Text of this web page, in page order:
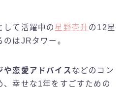
して活躍中の 星野壱升の12星
はJRタワー。
や恋愛アドバイス などのコン
、幸せな1年をすごすための